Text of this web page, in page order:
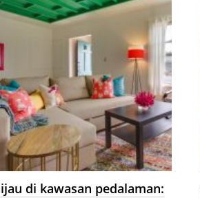
di kawasan pedalaman: